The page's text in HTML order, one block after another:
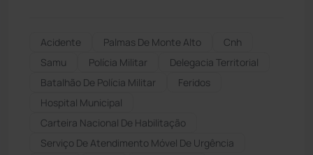
Acidente Palmas De Monte Alto
Cnh
Samu
Polícia Militar
Delegacia Territorial
Batalhão De Polícia Militar
Feridos
Hospital Municipal
Carteira Nacional De Habilitação
Serviço De Atendimento Móvel De Urgência